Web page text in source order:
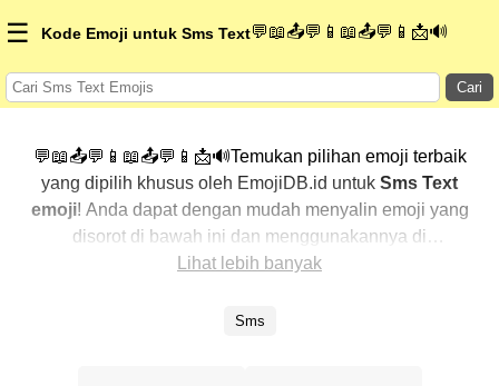
☰ Kode Emoji untuk Sms Text💬📖📤💬📱📖📤💬📱📩🔊
Cari
💬📖📤💬📱📖📤💬📱📩🔊Temukan pilihan emoji terbaik
yang dipilih khusus oleh EmojiDB.id untuk Sms Text
emoji! Anda dapat dengan mudah menyalin emoji yang
disorot di bawah ini dan menggunakannya di
percakapan Anda untuk menambahkan sentuhan
dengan menampilkan yang paling populer terlebih
Lihat lebih banyak
Sms